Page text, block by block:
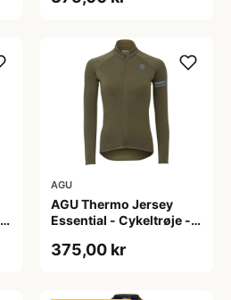
AGU
AGU Thermo Jersey
Essential - Cykeltrøje -
XL
375,00 kr